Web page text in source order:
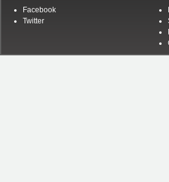
Facebook
Twitter